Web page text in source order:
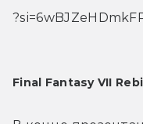
Final Fantasy VII